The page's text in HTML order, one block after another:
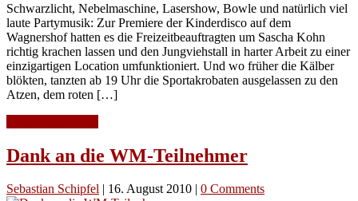
Schwarzlicht, Nebelmaschine, Lasershow, Bowle und natürlich viel
laute Partymusik: Zur Premiere der Kinderdisco auf dem
Wagnershof hatten es die Freizeitbeauftragten um Sascha Kohn
richtig krachen lassen und den Jungviehstall in harter Arbeit zu einer
einzigartigen Location umfunktioniert. Und wo früher die Kälber
blökten, tanzten ab 19 Uhr die Sportakrobaten ausgelassen zu den
Atzen, dem roten […]
Dank an die WM-Teilnehmer
Sebastian Schipfel | 16. August 2010 | 0 Comments